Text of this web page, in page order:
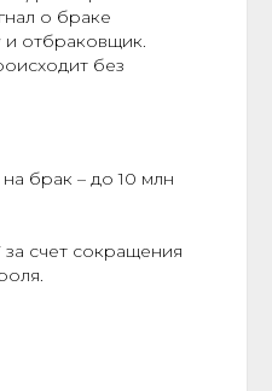
о браке
отбраковщик.
без
брак – до 10 млн
счет сокращения